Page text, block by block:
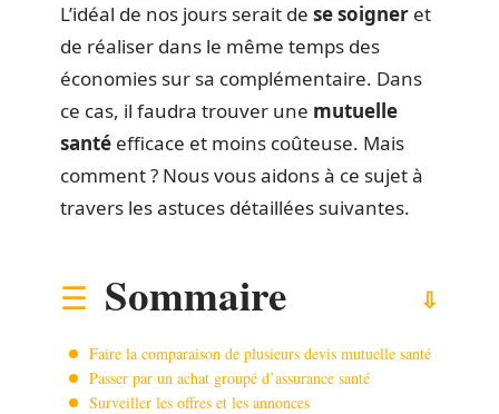
L’idéal de nos jours serait de se soigner et
de réaliser dans le même temps des
économies sur sa complémentaire. Dans
ce cas, il faudra trouver une mutuelle
santé efficace et moins coûteuse. Mais
comment ? Nous vous aidons à ce sujet à
travers les astuces détaillées suivantes.
Sommaire
Faire la comparaison de plusieurs devis mutuelle santé
Passer par un achat groupé d’assurance santé
Surveiller les offres et les annonces